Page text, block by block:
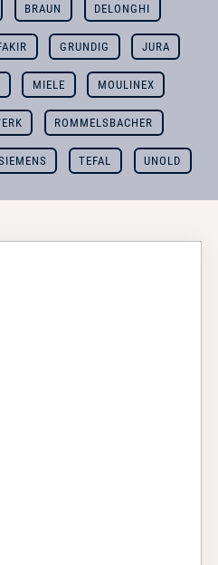
BRAUN DELONGHI
GRUNDIG JURA
MIELE MOULINEX
ROMMELSBACHER
TEFAL UNOLD